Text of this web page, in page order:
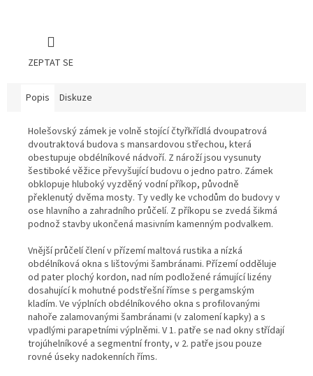
ZEPTAT SE
Popis Diskuze
Holešovský zámek je volně stojící čtyřkřídlá dvoupatrová
dvoutraktová budova s mansardovou střechou, která
obestupuje obdélníkové nádvoří. Z nároží jsou vysunuty
šestiboké věžice převyšující budovu o jedno patro. Zámek
obklopuje hluboký vyzděný vodní příkop, původně
překlenutý dvěma mosty. Ty vedly ke vchodům do budovy v
ose hlavního a zahradního průčelí. Z příkopu se zvedá šikmá
podnož stavby ukončená masivním kamenným podvalkem.
Vnější průčelí člení v přízemí maltová rustika a nízká
obdélníková okna s lištovými šambránami. Přízemí odděluje
od pater plochý kordon, nad ním podložené rámující lizény
dosahující k mohutné podstřešní římse s pergamským
kladím. Ve výplních obdélníkového okna s profilovanými
nahoře zalamovanými šambránami (v zalomení kapky) a s
vpadlými parapetními výplněmi. V 1. patře se nad okny střídají
trojúhelníkové a segmentní fronty, v 2. patře jsou pouze
rovné úseky nadokenních říms.